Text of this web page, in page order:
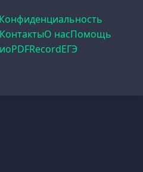
Конфиденциальность
КонтактыО насПомощь
PDFRecordЕГЭ